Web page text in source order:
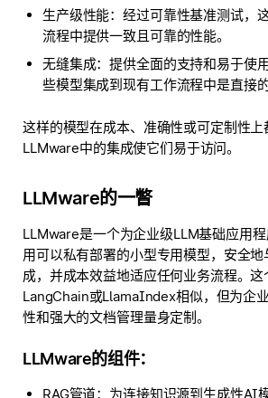
生产级性能：经过可靠性基准测试，
流程中提供一致且可靠的性能。
无缝集成：提供全面的支持和易于使
些模型集成到现有工作流程中是直接的
这样的模型在成本、准确性或可定制性
LLMware中的集成使它们易于访问。
LLMware的一瞥
LLMware是一个为企业级LLM基础应用
用可以私有部署的小型专用模型，安全
成，并成本效益地适应任何业务流程。这
LangChain或LlamaIndex相似，但为企
性和强大的文档管理量身定制。
LLMware的组件：
RAG管道：为连接知识源到生成性AI